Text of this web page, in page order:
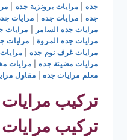
جده| مرايات برونزية جده
جده| مرايات جده| مرايات
مرايات جده السامر
مرايات
مرايات جده المروة
مرايات
مرايات غرف نوم جده|
مرايات مضيئة جده| مرايات
معلم مرايات جده| مقاول
تركيب
تركيب